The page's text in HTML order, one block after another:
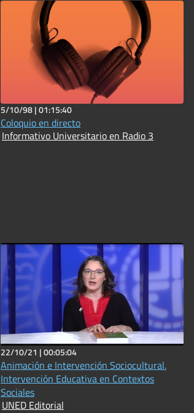
5/10/98 |01:15:40
Coloquio en directo
Informativo Universitario en Radio 3
22/10/21 |00:05:04
Animación e Intervención Sociocultural.
Intervención Educativa en Contextos
Sociales
UNED Editorial